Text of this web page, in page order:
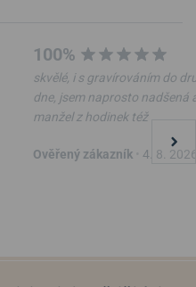
100%
skvělé, i s gravírováním do
dne, jsem naprosto nadšená
manžel z hodinek též
Ověřený zákazník 4. 8.